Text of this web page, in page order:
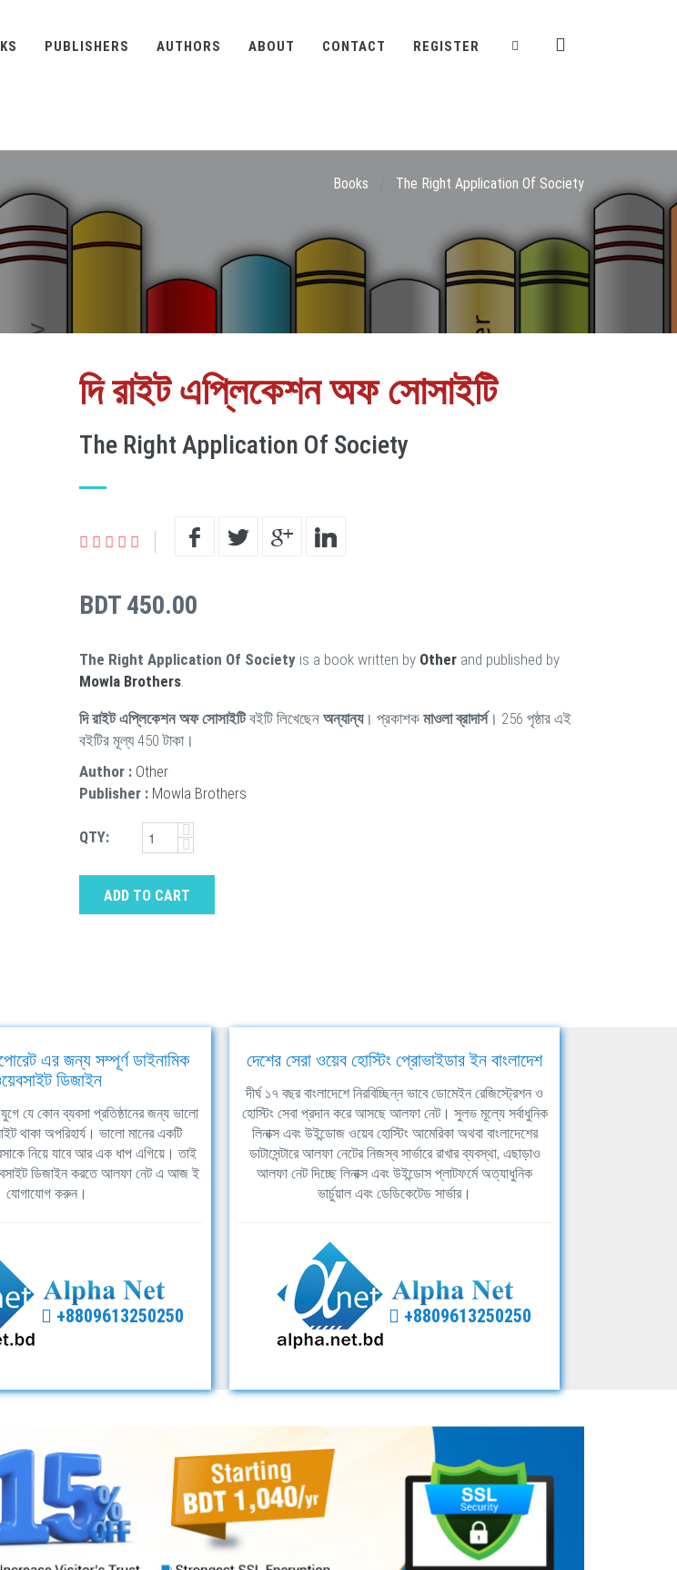
PUBLISHERS AUTHORS ABOUT CONTACT REGISTER
Books The Right Application Of Society
দি রাইট এপ্লিকেশন অফ সোসাইটি
The Right Application Of Society
BDT 450.00
The Right Application Of Society is a book written by Other and published by
Mowla Brothers.
দি রাইট এপ্লিকেশন অফ সোসাইটিবইটি লিখেছেন অন্যান্য। প্রকাশক মাওলা ব্রাদার্স। 256 পৃষ্ঠার এই
বইটির মূল্য 450 টাকা।
Author : Other
Publisher : Mowla Brothers
QTY:
ADD TO CART
এর জন্য সম্পূর্ণ ডাইনামিক
ডিজাইন
যে কোন ব্যবসা প্রতিষ্ঠানের জন্য ভালো
থাকা অপরিহার্য। ভালো মানের একটি
নিয়ে যাবে আর এক ধাপ এগিয়ে। তাই
ডিজাইন করতে আলফা নেট এ আজ ই
যোগাযোগ করুন।
+8809613250250
দেশের সেরা ওয়েব হোস্টিং প্রোভাইডার ইন বাংলাদেশ
দীর্ঘ ১৭ বছর বাংলাদেশে নিরবিচ্ছিন্ন ভাবে ডোমেইন রেজিস্ট্রেশন ও
হোস্টিং সেবা প্রদান করে আসছে আলফা নেট। সুলভ মূল্যে সর্বাধুনিক
লিনাক্স এবং উইন্ডোজ ওয়েব হোস্টিং আমেরিকা অথবা বাংলাদেশের
ডাটাসেন্টারে আলফা নেটের নিজস্ব সার্ভারে রাখার ব্যবস্থা, এছাড়াও
আলফা নেট দিচ্ছে লিনাক্স এবং উইন্ডোস প্লাটফর্মে অত্যাধুনিক
ভার্চুয়াল এবং ডেডিকেটেড সার্ভার।
+8809613250250